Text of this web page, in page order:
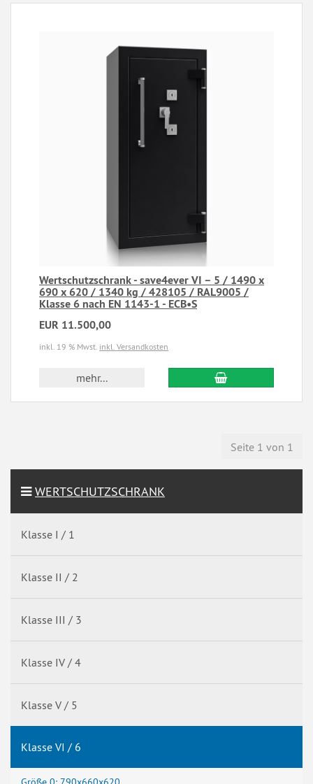
Wertschutzschrank - save4ever VI – 5 / 1490 x
690 x 620 / 1340 kg / 428105 / RAL9005 /
Klasse 6 nach EN 1143-1 - ECB•S
EUR 11.500,00
inkl. 19 % Mwst. inkl. Versandkosten
mehr...
Seite 1 von 1
WERTSCHUTZSCHRANK
Klasse I / 1
Klasse II / 2
Klasse III / 3
Klasse IV / 4
Klasse V / 5
Klasse VI / 6